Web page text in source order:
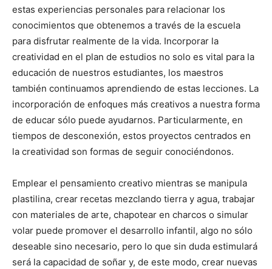
estas experiencias personales para relacionar los
conocimientos que obtenemos a través de la escuela
para disfrutar realmente de la vida. Incorporar la
creatividad en el plan de estudios no solo es vital para la
educación de nuestros estudiantes, los maestros
también continuamos aprendiendo de estas lecciones. La
incorporación de enfoques más creativos a nuestra forma
de educar sólo puede ayudarnos. Particularmente, en
tiempos de desconexión, estos proyectos centrados en
la creatividad son formas de seguir conociéndonos.
Emplear el pensamiento creativo mientras se manipula
plastilina, crear recetas mezclando tierra y agua, trabajar
con materiales de arte, chapotear en charcos o simular
volar puede promover el desarrollo infantil, algo no sólo
deseable sino necesario, pero lo que sin duda estimulará
será la capacidad de soñar y, de este modo, crear nuevas